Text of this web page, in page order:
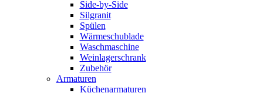
Side-by-Side
Silgranit
Spülen
Wärmeschublade
Waschmaschine
Weinlagerschrank
Zubehör
Armaturen
Küchenarmaturen